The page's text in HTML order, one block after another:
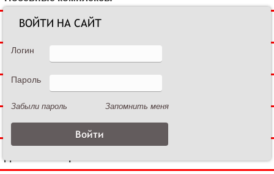
Сеялки зерновые
Сеялки пропашные
Культиваторы междурядные
Культиваторы сплошной обработки
ВОЙТИ НА САЙТ
Логин
Пароль
Забыли пароль Запомнить меня